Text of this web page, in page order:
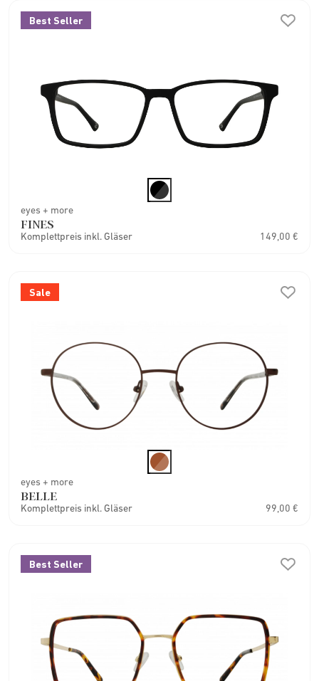
Best Seller
eyes + more
FINES
Komplettpreis inkl. Gläser 149,00 €
Sale
eyes + more
BELLE
Komplettpreis inkl. Gläser 99,00 €
Best Seller